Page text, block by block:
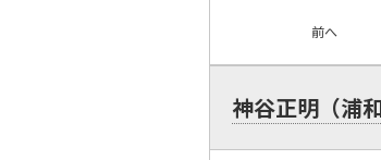
前へ
神谷正明（浦